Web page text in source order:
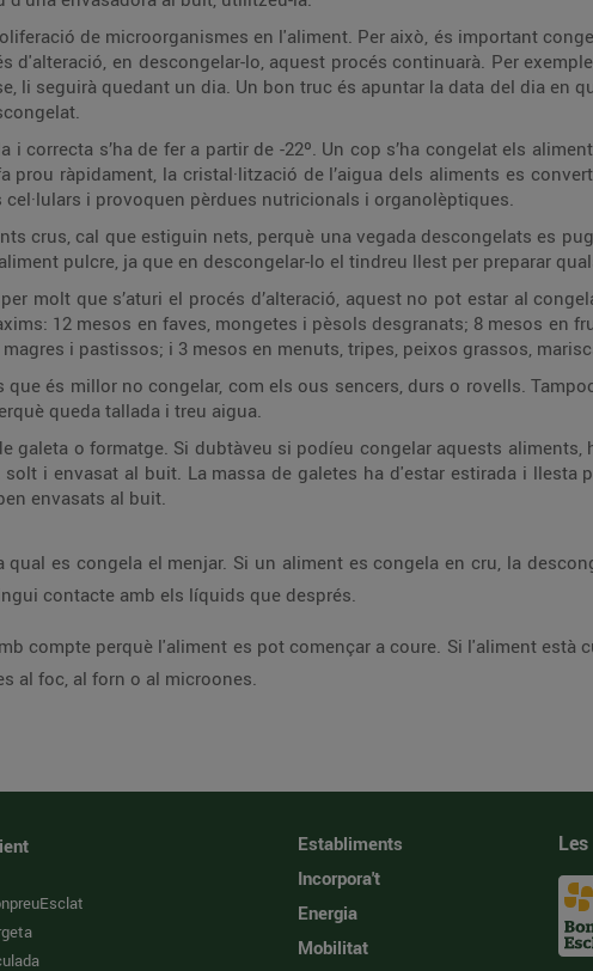
de microorganismes en l'aliment. Per això, és important
d'alteració, en descongelar-lo, aquest procés continuarà. Per
li seguirà quedant un dia. Un bon truc és apuntar la data del dia en
correcta s’ha de fer a partir de -22º. Un cop s’ha congelat els
prou ràpidament, la cristal·lització de l’aigua dels aliments es
i provoquen pèrdues nutricionals i organolèptiques.
crus, cal que estiguin nets, perquè una vegada descongelats es
pulcre, ja que en descongelar-lo el tindreu llest per preparar
molt que s’aturi el procés d’alteració, aquest no pot estar al
12 mesos en faves, mongetes i pèsols desgranats; 8 mesos en
i pastissos; i 3 mesos en menuts, tripes, peixos grassos,
que és millor no congelar, com els ous sencers, durs o rovells.
queda tallada i treu aigua.
galeta o formatge. Si dubtàveu si podíeu congelar aquests aliments,
i envasat al buit. La massa de galetes ha d'estar estirada i llesta
envasats al buit.
es congela el menjar. Si un aliment es congela en cru, la
contacte amb els líquids que després.
compte perquè l'aliment es pot començar a coure. Si l'aliment està
al foc, al forn o al microones.
Establiments
Incorpora't
Energia
Mobilitat